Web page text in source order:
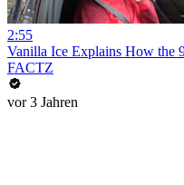
2:55
Vanilla Ice Explains How the
FACTZ
vor 3 Jahren